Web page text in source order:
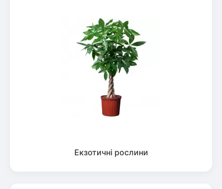
Екзотичні рослини